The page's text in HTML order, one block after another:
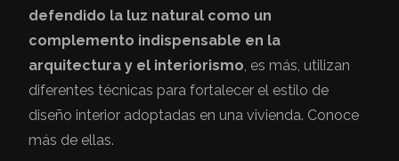
defendido la luz natural como un
complemento indispensable en la
arquitectura y el interiorismo, es más, utilizan
diferentes técnicas para fortalecer el estilo de
diseño interior adoptadas en una vivienda. Conoce
más de ellas.